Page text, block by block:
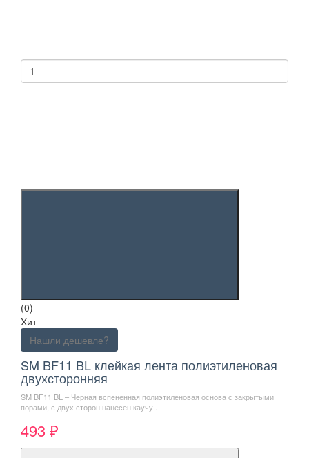
(0)
Хит
Нашли дешевле?
SM BF11 BL клейкая лента полиэтиленовая
двухсторонняя
SM BF11 BL – Черная вспененная полиэтиленовая основа с закрытыми
порами, с двух сторон нанесен каучу..
493 ₽